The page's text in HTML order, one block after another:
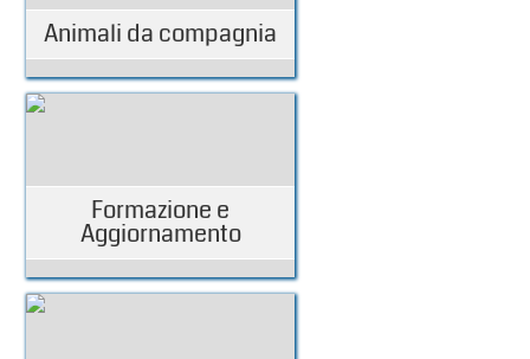
Animali da compagnia
Formazione e
Aggiornamento